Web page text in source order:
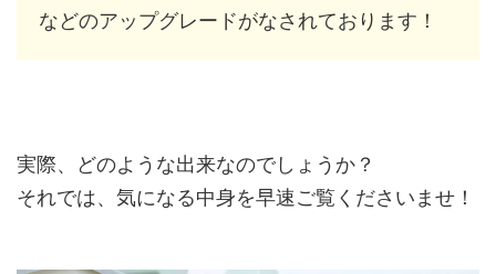
などのアップグレードがなされております！
実際、どのような出来なのでしょうか？
それでは、気になる中身を早速ご覧くださいませ！